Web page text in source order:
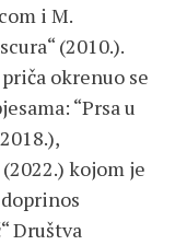
i M.
(2010.).
okrenuo se
“Prsa u
kojom je
Društva